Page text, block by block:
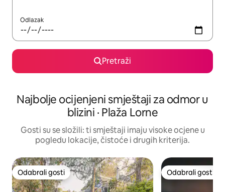
Odlazak
Pretraži
Najbolje ocijenjeni smještaji za odmor u
blizini · Plaža Lorne
Gosti su se složili: ti smještaji imaju visoke ocjene u
pogledu lokacije, čistoće i drugih kriterija.
Odabrali gosti
Odabrali gosti Odabrali gosti
Odabrali gosti